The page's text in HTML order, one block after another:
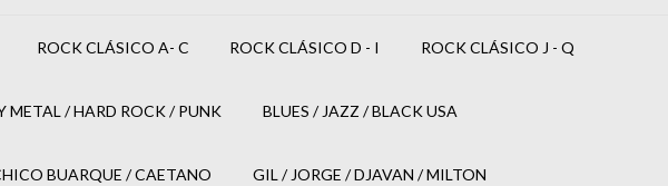
ROCK CLÁSICO A- C ROCK CLÁSICO D - I ROCK CLÁSICO J - Q
METAL / HARD ROCK / PUNK BLUES / JAZZ / BLACK USA
BUARQUE / CAETANO GIL / JORGE / DJAVAN / MILTON